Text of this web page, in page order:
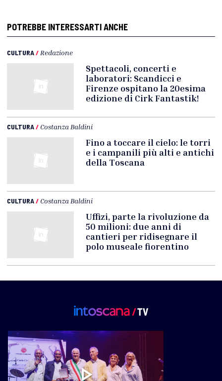
POTREBBE INTERESSARTI ANCHE
CULTURA/ Redazione
Spettacoli, concerti e
laboratori: Scandicci e
Firenze ospitano la 20esima
edizione di Cirk Fantastik!
CULTURA/ Costanza Baldini
Fino a toccare il cielo: le torri
e i campanili più alti e antichi
della Toscana
CULTURA/ Costanza Baldini
Uffizi, parte la rivoluzione da
50 milioni: due anni di
cantieri per ridisegnare il
polo museale fiorentino